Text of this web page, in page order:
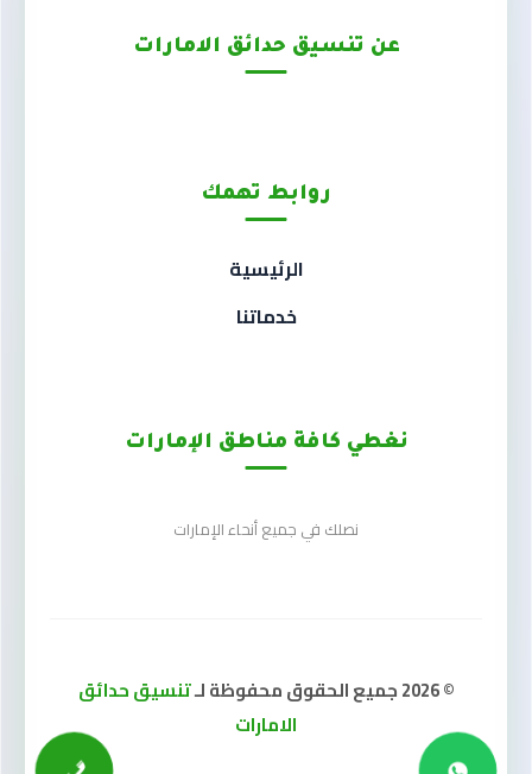
عن تنسيق حدائق الامارات
روابط تهمك
الرئيسية
خدماتنا
نغطي كافة مناطق الإمارات
نصلك في جميع أنحاء الإمارات
© 2026 جميع الحقوق محفوظة لـ
تنسيق حدائق
الامارات